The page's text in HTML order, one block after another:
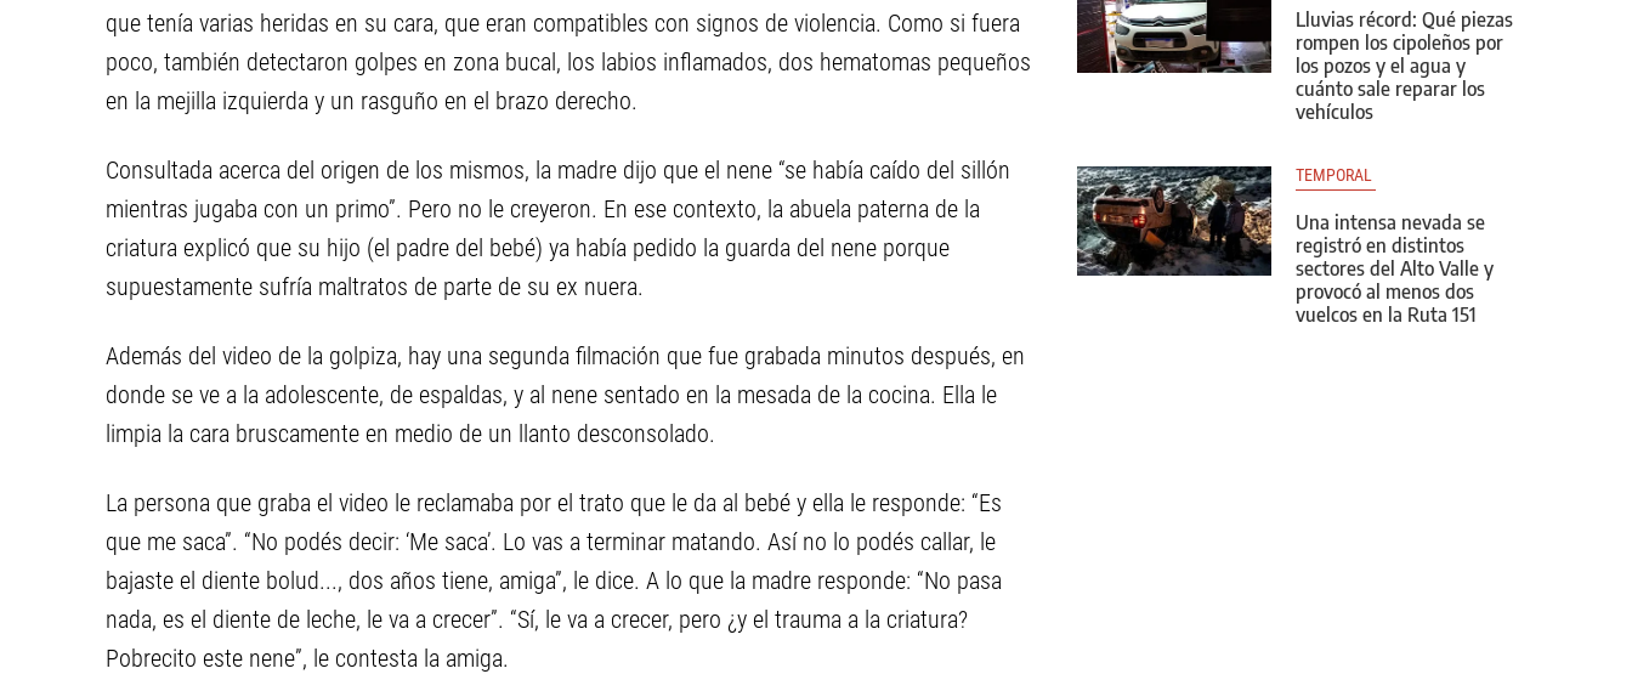
que tenía varias heridas en su cara, que eran compatibles con signos de violencia. Como si fuera
poco, también detectaron golpes en zona bucal, los labios inflamados, dos hematomas pequeños
en la mejilla izquierda y un rasguño en el brazo derecho.
Consultada acerca del origen de los mismos, la madre dijo que el nene “se había caído del sillón
mientras jugaba con un primo”. Pero no le creyeron. En ese contexto, la abuela paterna de la
criatura explicó que su hijo (el padre del bebé) ya había pedido la guarda del nene porque
supuestamente sufría maltratos de parte de su ex nuera.
Además del video de la golpiza, hay una segunda filmación que fue grabada minutos después, en
donde se ve a la adolescente, de espaldas, y al nene sentado en la mesada de la cocina. Ella le
limpia la cara bruscamente en medio de un llanto desconsolado.
La persona que graba el video le reclamaba por el trato que le da al bebé y ella le responde: “Es
que me saca”. “No podés decir: ‘Me saca’. Lo vas a terminar matando. Así no lo podés callar, le
bajaste el diente bolud..., dos años tiene, amiga”, le dice. A lo que la madre responde: “No pasa
nada, es el diente de leche, le va a crecer”. “Sí, le va a crecer, pero ¿y el trauma a la criatura?
Pobrecito este nene”, le contesta la amiga.
Lluvias récord: Qué piezas
rompen los cipoleños por
los pozos y el agua y
cuánto sale reparar los
vehículos
TEMPORAL
Una intensa nevada se
registró en distintos
sectores del Alto Valle y
provocó al menos dos
vuelcos en la Ruta 151